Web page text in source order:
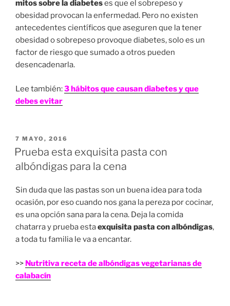
mitos sobre la diabeteses que el sobrepeso y
obesidad provocan la enfermedad. Pero no existen
antecedentes científicos que aseguren que la tener
obesidad o sobrepeso provoque diabetes, solo es un
factor de riesgo que sumado a otros pueden
desencadenarla.
Lee también:3 hábitos que causan diabetes y que
debes evitar
PUBLICADO
EN
7 MAYO, 2016
Prueba esta exquisita pasta con
albóndigas para la cena
Sin duda que las pastas son un buena idea para toda
ocasión, por eso cuando nos gana la pereza por cocinar,
es una opción sana para la cena. Deja la comida
chatarra y prueba estaexquisita pasta con albóndigas,
a toda tu familia le va a encantar.
>> Nutritiva receta de albóndigas vegetarianas de
calabacín